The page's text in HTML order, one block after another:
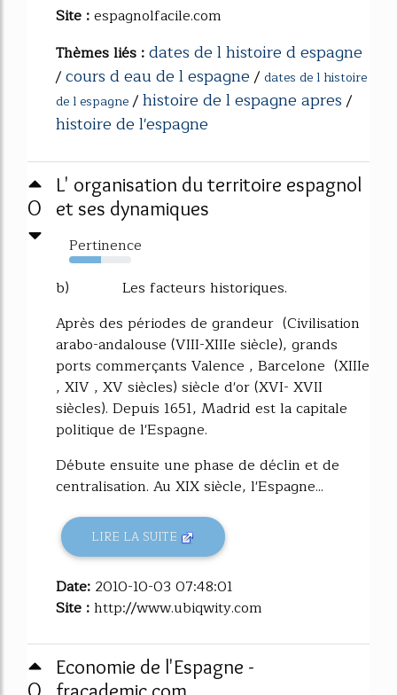
Site :espagnolfacile.com
Thèmes liés :dates de l histoire d espagne
/cours d eau de l espagne/ dates de l histoire
de l espagne/histoire de l espagne apres/
histoire de l'espagne
0
L' organisation du territoire espagnol
et ses dynamiques
Pertinence
51%
b) Les facteurs historiques.
Après des périodes de grandeur (Civilisation
arabo-andalouse (VIII-XIIIe siècle), grands
ports commerçants Valence , Barcelone (XIIIe
, XIV , XV siècles) siècle d'or (XVI- XVII
siècles). Depuis 1651, Madrid est la capitale
politique de l'Espagne.
Débute ensuite une phase de déclin et de
centralisation. Au XIX siècle, l'Espagne...
LIRE LA SUITE
Date: 2010-10-03 07:48:01
Site :http://www.ubiqwity.com
Economie de l'Espagne -